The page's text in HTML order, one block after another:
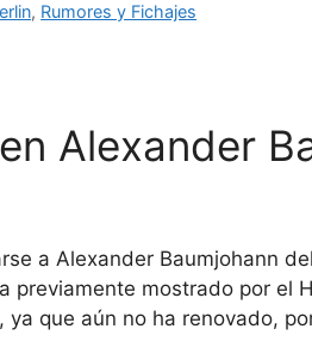
, Rumores y Fichajes
Alexander
a Alexander Baumjohann
previamente mostrado por el
ya que aún no ha renovado,